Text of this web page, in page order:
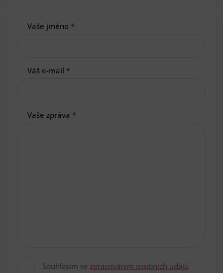
Vaše jméno *
Váš e-mail *
Vaše zpráva *
Souhlasím se zpracováním osobních údajů